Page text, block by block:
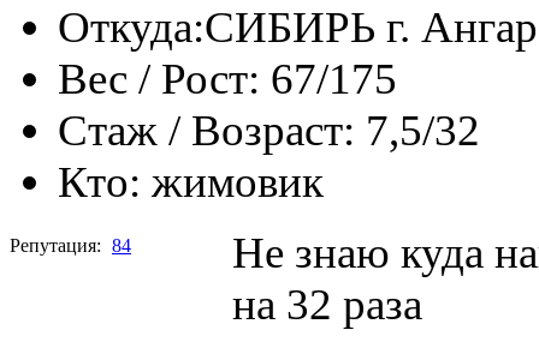
Откуда:СИБИРЬ г.
Вес / Рост: 67/175
Стаж / Возраст: 7,5/32
Кто: жимовик
Репутация: 84
Не знаю куда
на 32 раза